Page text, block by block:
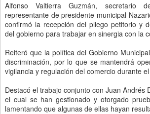
Alfonso Valtierra Guzmán, secretario
representante de presidente municipal
confirmó la recepción del pliego petitorio y
del gobierno para trabajar en sinergia con la
Reiteró que la política del Gobierno
discriminación, por lo que se mantendrá
vigilancia y regulación del comercio durante
Destacó el trabajo conjunto con Juan Andrés
el cual se han gestionado y otorgado
lamentando que algunas de ellas hayan